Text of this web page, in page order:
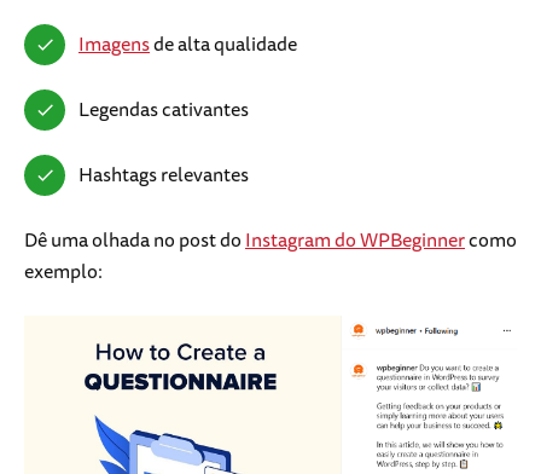
Imagensde alta qualidade
Legendas cativantes
Hashtags relevantes
Dê uma olhada no post doInstagram do WPBeginnercomo
exemplo: